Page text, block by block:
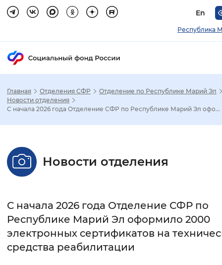
En
Республика
Настройка режима отображения
Стандартный Увеличенный
Без засечек С засечками
Интервал между буквами
Главная Отделения СФР
Отделение по Республике Марий Эл
Новости отделения
С начала 2026 года Отделение СФР по Республике Марий Эл офо...
Новости отделения
С начала 2026 года Отделение СФР по
Республике Марий Эл оформило 2000
электронных сертификатов на
средства реабилитации